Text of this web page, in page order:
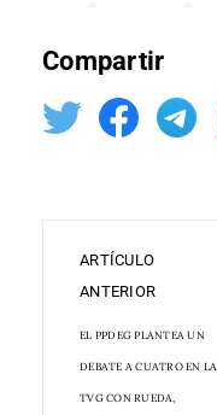
Compartir
ARTÍCULO
ANTERIOR
EL PPDEG PLANTEA UN
DEBATE A CUATRO EN LA
TVG CON RUEDA,